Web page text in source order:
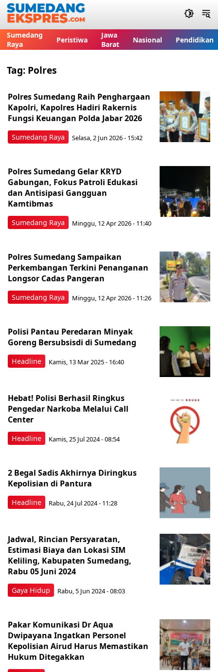
Sumedang
Raya
Peristiwa
Jawa
Barat
Nasional Pendidikan
Tag: Polres
Sumedang Raya
Polres Sumedang Raih Penghargaan
Kapolri, Kapolres Hadiri Rakernis
Fungsi Keuangan Polda Jabar 2026
Selasa, 2 Jun 2026 - 15:42
Sumedang Raya
Polres Sumedang Gelar KRYD
Gabungan, Fokus Patroli Edukasi
dan Antisipasi Gangguan
Kamtibmas
Minggu, 12 Apr 2026 - 11:40
Sumedang Raya
Polres Sumedang Sampaikan
Perkembangan Terkini Penanganan
Longsor Cadas Pangeran
Minggu, 12 Apr 2026 - 11:26
Headline
Polisi Pantau Peredaran Minyak
Goreng Bersubsisdi di Sumedang
Kamis, 13 Mar 2025 - 16:40
Headline
Hebat! Polisi Berhasil Ringkus
Pengedar Narkoba Melalui Call
Center
Kamis, 25 Jul 2024 - 08:54
Headline
2 Begal Sadis Akhirnya Diringkus
Kepolisian di Pantura
Rabu, 24 Jul 2024 - 11:28
Gaya Hidup
Jadwal, Rincian Persyaratan,
Estimasi Biaya dan Lokasi SIM
Keliling, Kabupaten Sumedang,
Rabu 05 Juni 2024
Rabu, 5 Jun 2024 - 08:03
Pakar Komunikasi Dr Aqua
Dwipayana Ingatkan Personel
Kepolisian Airud Harus Memastikan
Hukum Ditegakkan